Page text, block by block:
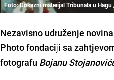
Foto: Dokazni materijal Tribunala u
Nezavisno udruženje
Photo fondaciji sa
fotografu Bojanu